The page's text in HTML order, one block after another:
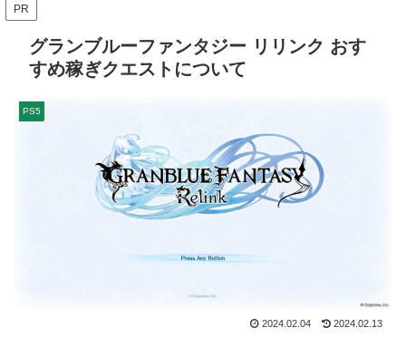
PR
グランブルーファンタジー リリンク おす
すめ稼ぎクエストについて
PS5
2024.02.04 2024.02.13